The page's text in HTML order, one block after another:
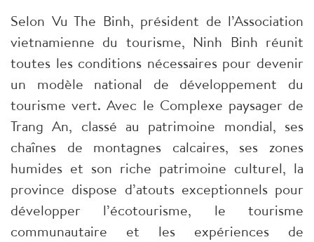
Selon Vu The Binh, président de l’Association
vietnamienne du tourisme, Ninh Binh réunit
toutes les conditions nécessaires pour devenir
un modèle national de développement du
tourisme vert. Avec le Complexe paysager de
Trang An, classé au patrimoine mondial, ses
chaînes de montagnes calcaires, ses zones
humides et son riche patrimoine culturel, la
province dispose d’atouts exceptionnels pour
développer l’écotourisme, le tourisme
communautaire et les expériences de